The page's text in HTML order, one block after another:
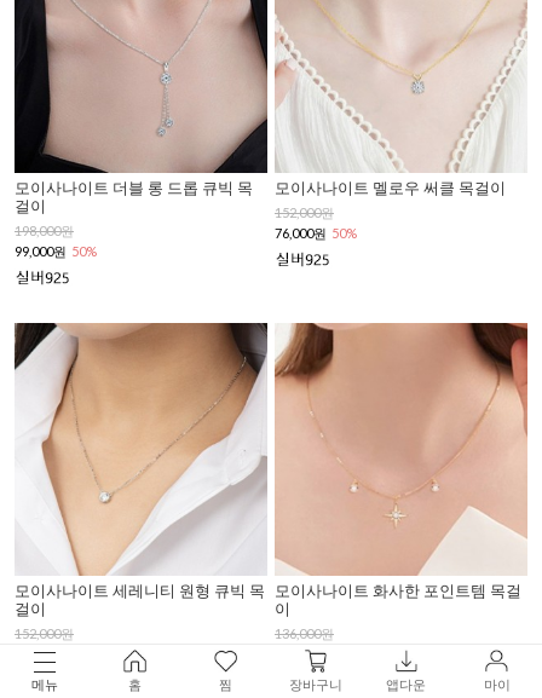
모이사나이트 더블 롱 드롭 큐빅 목
걸이
198,000원
99,000원 50%
모이사나이트 멜로우 써클 목걸이
152,000원
76,000원 50%
모이사나이트 세레니티 원형 큐빅 목
걸이
152,000원
76,000원
모이사나이트 화사한 포인트템 목걸
이
136,000원
68,000원
메뉴 홈 찜 장바구니 앱다운 마이